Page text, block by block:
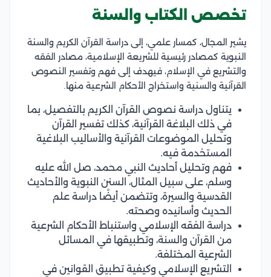
تخصص الكتاب والسنة
يشير المجال، كمسار علمي، إلى دراسة القرآن الكريم والسنة
النبوية كمصادر رئيسية للشريعة الإسلامية، مصادر الفقه
والتشريع في الإسلام، فيهدف إلى فهم وتفسير النصوص
القرآنية والسنية واستخراج الأحكام الشرعية منها.
يتناول دراسة نصوص القرآن الكريم بالتفصيل، بما
في ذلك البلاغة القرآنية، كذلك تفسير القرآن
وتحليل الموضوعات القرآنية والأساليب البلاغية
المستخدمة فيه.
فهم وتحليل أحاديث النبي محمد، صل الله عليه
وسلم، على سبيل المثال، السنن النبوية والأحاديث
القدسية والسيرة، وتتضمن أيضًا دراسة علم
الحديث وأسانيده وصحته.
دراسة الفقه الإسلامي واستنباط الأحكام الشرعية
من القرآن والسنة، وتطبيقها في المسائل
الشرعية المختلفة.
التشريع الإسلامي وكيفية تطبيق القوانين في